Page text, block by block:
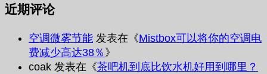
近期评论
空调微雾节能 发表在《Mistbox可以将你的空调电
费减少高达38％》
coak 发表在《茶吧机到底比饮水机好用到哪里？